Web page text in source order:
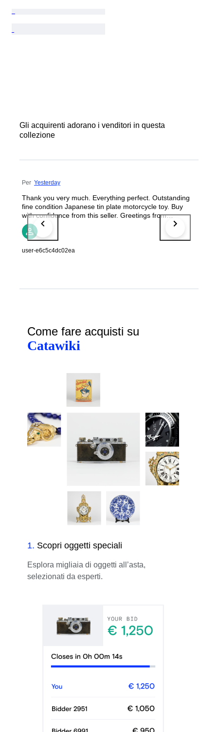
Gli acquirenti adorano i venditori in questa
collezione
Per Yesterday
Thank you very much. Everything perfect. Outstanding
fine condition Japanese tin plate motorcycle toy. Buy
with confidence from this seller. Greetings from
Denmark
user-e6c5c4dc02ea
Come fare acquisti su
Catawiki
1. Scopri oggetti speciali
Esplora migliaia di oggetti all’asta,
selezionati da esperti.